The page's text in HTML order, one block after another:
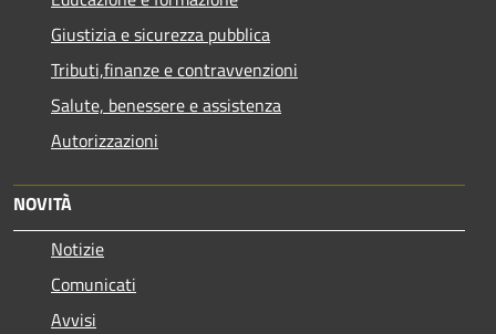
Giustizia e sicurezza pubblica
Tributi,finanze e contravvenzioni
Salute, benessere e assistenza
Autorizzazioni
NOVITÀ
Notizie
Comunicati
Avvisi